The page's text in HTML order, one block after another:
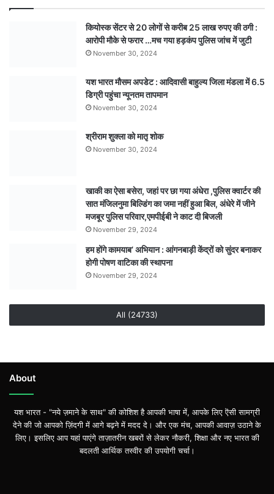
के
कियोस्क सेंटर से 20 लोगों से करीब 25 लाख रुपए की ठगी :
आरोपी मौके से फरार …मच गया हड़कंप पुलिस जांच में जुटी
November 30, 2024
यश भारत मौसम अपडेट : आदिवासी बाहुल्य जिला मंडला में 6.5
डिग्री पहुंचा न्यूनतम तापमान
November 30, 2024
श्रीराम शुक्ला को मातृ शोक
November 30, 2024
खाकी का ऐसा बसेरा, जहां पर छा गया अंधेरा ,पुलिस क्वार्टर की
सात मंजिलनुमा बिल्डिंग का जमा नहीं हुआ बिल, अंधेरे में जीने
मजबूर पुलिस परिवार,एमपीईबी ने काट दी बिजली
November 29, 2024
हम होंगे कामयाब’ अभियान : आंगनबाड़ी केंद्रों को सुंदर बनाकर
होगी पोषण वाटिका की स्थापना
November 29, 2024
All (24733)
About
यश भारत - "नये ज़माने के साथ" की कोशिश है आपकी भाषा में, आपके लिए ऎसी सामग्री
देने की जो आपको ज़िंदगी में आगे बढ़ने में मदद दे। और एक मंच, आपकी आवाज़ उठाने के
लिए। इसलिए आप यहां पाएंगे ताज़ातरीन खबरों से लेकर नौकरी, शिक्षा और नए भारत की
बदलती आर्थिक तस्वीर की उपयोगी चर्चा।